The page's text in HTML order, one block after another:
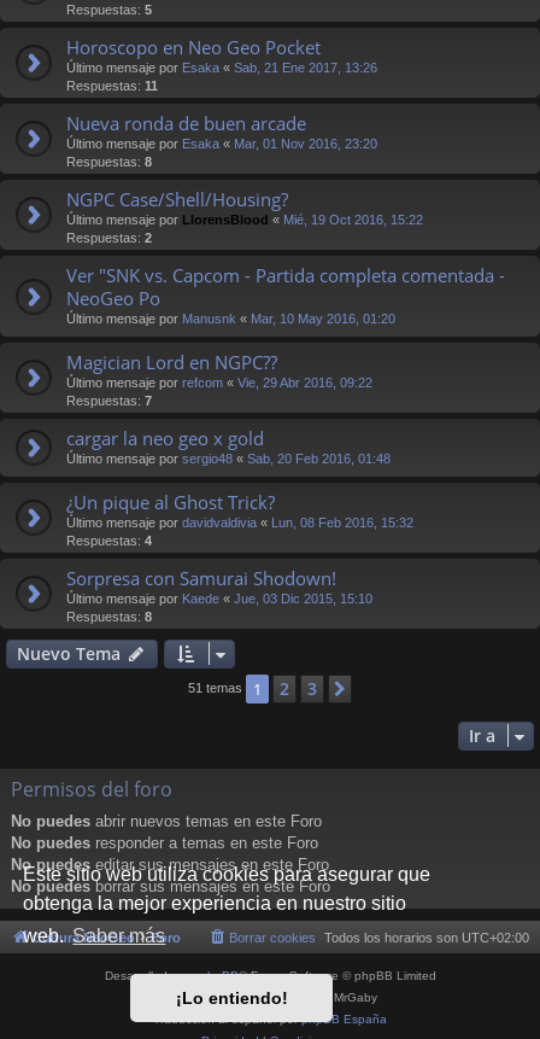
Este sitio web utiliza cookies para asegurar que
obtenga la mejor experiencia en nuestro sitio
web.Saber más
¡Lo entiendo!
Respuestas: 5
Horoscopo en Neo Geo Pocket
Último mensaje por Esaka « Sab, 21 Ene 2017, 13:26
Respuestas: 11
Nueva ronda de buen arcade
Último mensaje por Esaka « Mar, 01 Nov 2016, 23:20
Respuestas: 8
NGPC Case/Shell/Housing?
Último mensaje por LlorensBlood « Mié, 19 Oct 2016, 15:22
Respuestas: 2
Ver "SNK vs. Capcom - Partida completa comentada -
NeoGeo Po
Último mensaje por Manusnk « Mar, 10 May 2016, 01:20
Magician Lord en NGPC??
Último mensaje por refcom « Vie, 29 Abr 2016, 09:22
Respuestas: 7
cargar la neo geo x gold
Último mensaje por sergio48 « Sab, 20 Feb 2016, 01:48
¿Un pique al Ghost Trick?
Último mensaje por davidvaldivia « Lun, 08 Feb 2016, 15:32
Respuestas: 4
Sorpresa con Samurai Shodown!
Último mensaje por Kaede « Jue, 03 Dic 2015, 15:10
Respuestas: 8
Nuevo Tema
51 temas 1 2 3
Ir a
Permisos del foro
No puedes abrir nuevos temas en este Foro
No puedes responder a temas en este Foro
No puedes editar sus mensajes en este Foro
No puedesborrar sus mensajes en este Foro
Cultura NeoGeo Foro Todos los horarios son UTC+02:00
Borrar cookies
Desarrollado porphpBB® Forum Software © phpBB Limited
Style porArty- phpBB 3.3 por MrGaby
phpBB España